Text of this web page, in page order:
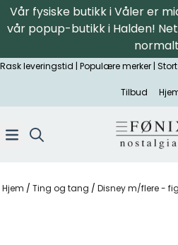
Hopp til innhold
Vår fysiske butikk i Våler er
vår popup-butikk i Halden!
Rask leveringstid | Populære merker |
Tilbud
Hjem / Ting og tang / Disney m/flere -